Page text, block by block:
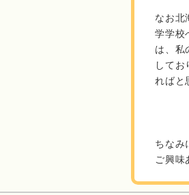
なお北
学学校
は、私
して
ればと
ちなみ
ご興味